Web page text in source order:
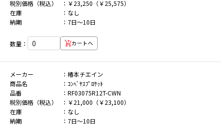
税別価格（税込）
￥23,250（￥25,575）
在庫
なし
納期
7日～10日
数量： カートへ
メーカー
椿本チエイン
商品名
ｺﾝﾍﾞﾔｽﾌﾟﾛｹｯﾄ
品番
RF03075R12T-CWN
税別価格（税込）
￥21,000（￥23,100）
在庫
なし
納期
7日～10日